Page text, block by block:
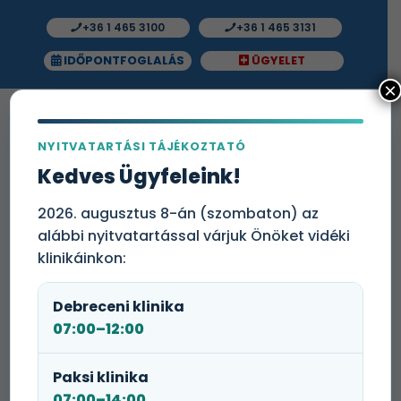
+36 1 465 3100 +36 1 465 3131
IDŐPONTFOGLALÁS ÜGYELET
Hogyan válasszunk
arcformánknak megfelelő
napszemüveget?
Hogyan válasszunk arcformánknak
megfelelő napszemüveget?
Amikor napszemüveget vásárolunk, fontos, hogy a
megfelelő UV-védelmen kívül arcunk mérete és
formája is alapvető kritérium legyen. Ez nem csupán
NYITVATARTÁSI TÁJÉKOZTATÓ
Kedves Ügyfeleink!
2026. augusztus 8-án (szombaton) az
alábbi nyitvatartással várjuk Önöket vidéki
klinikáinkon:
Debreceni klinika
07:00–12:00
Paksi klinika
×